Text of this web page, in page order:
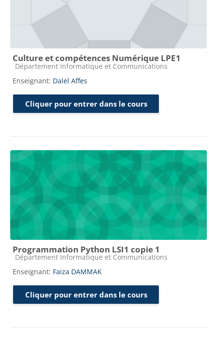
Culture et compétences Numérique LPE1
Catégorie de cours
Département Informatique et Communications
Enseignant: Dalel Affes
Cliquer pour entrer dans le cours
Programmation Python LSI1 copie 1
Catégorie de cours
Département Informatique et Communications
Enseignant: Faiza DAMMAK
Cliquer pour entrer dans le cours